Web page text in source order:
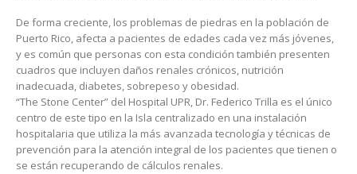
De forma creciente, los problemas de piedras en la población de
Puerto Rico, afecta a pacientes de edades cada vez más jóvenes,
y es común que personas con esta condición también presenten
cuadros que incluyen daños renales crónicos, nutrición
inadecuada, diabetes, sobrepeso y obesidad.
“The Stone Center” del Hospital UPR, Dr. Federico Trilla es el único
centro de este tipo en la Isla centralizado en una instalación
hospitalaria que utiliza la más avanzada tecnología y técnicas de
prevención para la atención integral de los pacientes que tienen o
se están recuperando de cálculos renales.